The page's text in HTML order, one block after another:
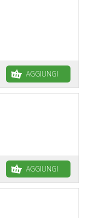
AGGIUNGI
AGGIUNGI